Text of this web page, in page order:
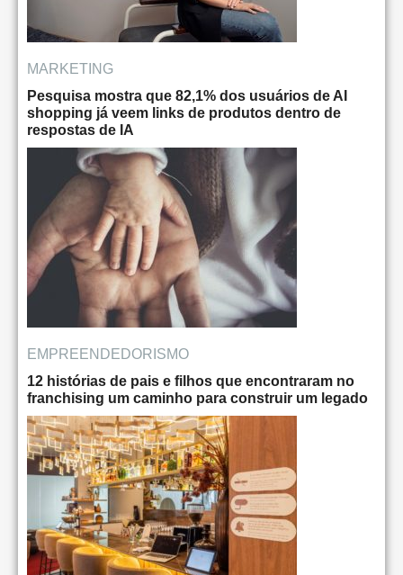
MARKETING
Pesquisa mostra que 82,1% dos usuários de AI
shopping já veem links de produtos dentro de
respostas de IA
EMPREENDEDORISMO
12 histórias de pais e filhos que encontraram no
franchising um caminho para construir um legado